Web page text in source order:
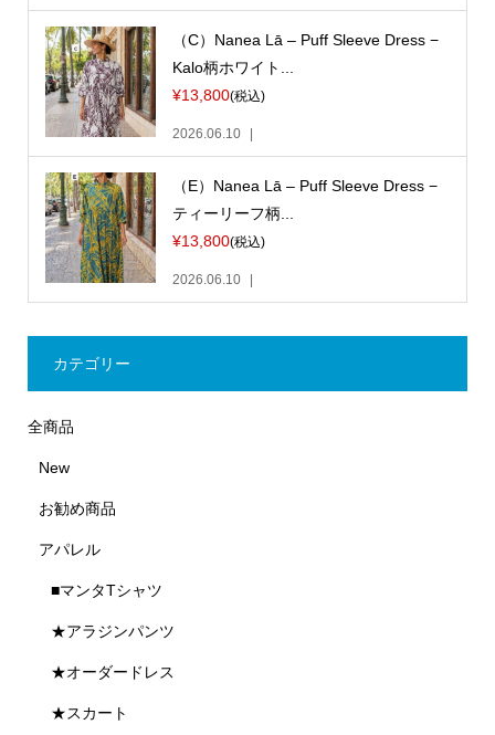
（C）Nanea Lā – Puff Sleeve Dress −
Kalo柄ホワイト...
¥13,800(税込)
2026.06.10
（E）Nanea Lā – Puff Sleeve Dress −
ティーリーフ柄...
¥13,800(税込)
2026.06.10
カテゴリー
全商品
New
お勧め商品
アパレル
■マンタTシャツ
★アラジンパンツ
★オーダードレス
★スカート